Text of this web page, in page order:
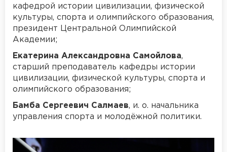
кафедрой истории цивилизации, физической
культуры, спорта и олимпийского образования,
президент Центральной Олимпийской
Академии;
Екатерина Александровна Самойлова,
старший преподаватель кафедры истории
цивилизации, физической культуры, спорта и
олимпийского образования;
Бамба Сергеевич Салмаев, и. о. начальника
управления спорта и молодёжной политики.